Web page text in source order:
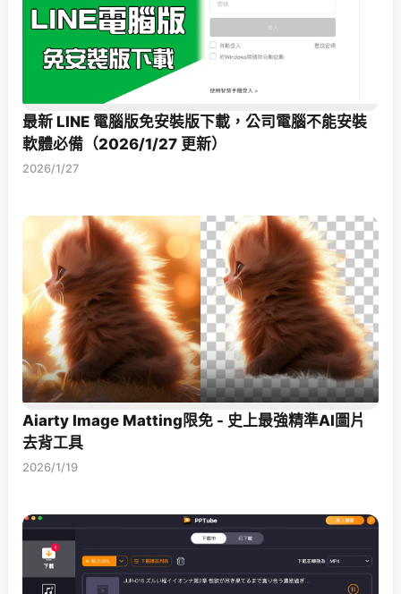
最新 LINE 電腦版免安裝版下載，公司電腦不能安裝
軟體必備（2026/1/27 更新）
2026/1/27
Aiarty Image Matting限免 - 史上最強精準AI圖片
去背工具
2026/1/19